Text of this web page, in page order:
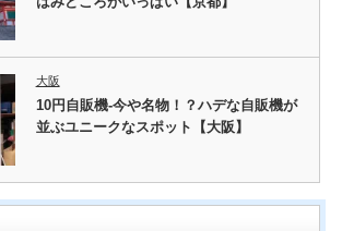
大阪
10円自販機-今や名物！？ハデな自販機が
並ぶユニークなスポット【大阪】